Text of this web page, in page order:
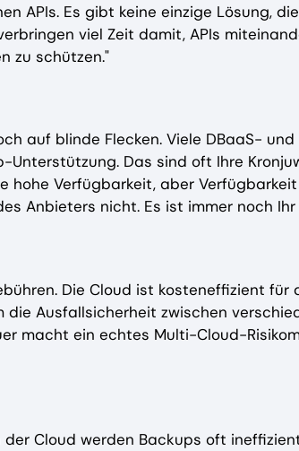
APIs. Es gibt keine einzige Lösung,
viel Zeit damit, APIs
zu schützen."
auf blinde Flecken. Viele DBaaS-
Das sind oft Ihre
hohe Verfügbarkeit, aber
Anbieters nicht. Es ist immer noch Ihr
Die Cloud ist kosteneffizient für
die Ausfallsicherheit zwischen
macht ein echtes Multi-Cloud-
Cloud werden Backups oft